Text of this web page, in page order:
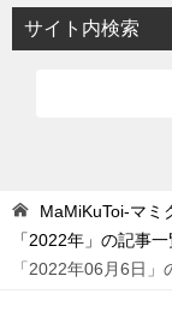
サイト内検索
MaMiKuToi-マミ
「2022年」の記事
「2022年06月6日」